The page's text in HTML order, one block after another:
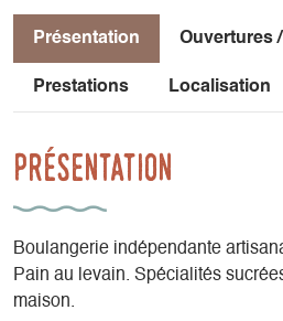
Présentation Ouvertures
Prestations Localisation
Présentation
Boulangerie indépendante
Pain au levain. Spécialités
maison.